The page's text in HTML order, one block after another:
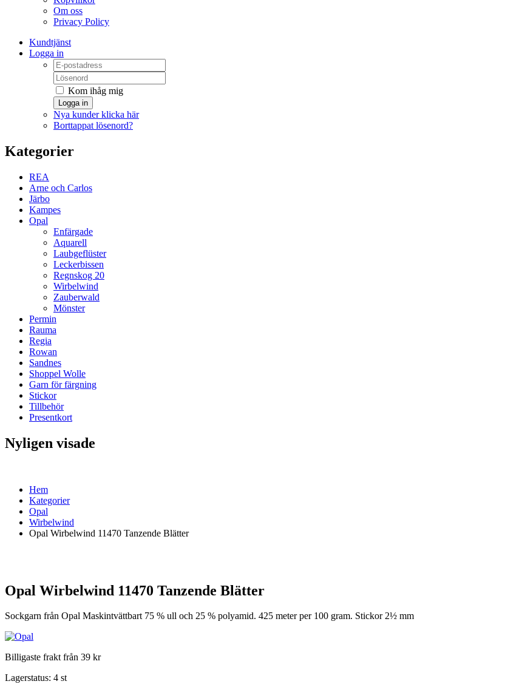
Om oss
Privacy Policy
Kundtjänst
Logga in
Kom ihåg mig
Logga in
Nya kunder klicka här
Borttappat lösenord?
Kategorier
REA
Arne och Carlos
Järbo
Kampes
Opal
Enfärgade
Aquarell
Laubgeflüster
Leckerbissen
Regnskog 20
Wirbelwind
Zauberwald
Mönster
Permin
Rauma
Regia
Rowan
Sandnes
Shoppel Wolle
Garn för färgning
Stickor
Tillbehör
Presentkort
Nyligen visade
Hem
Kategorier
Opal
Wirbelwind
Opal Wirbelwind 11470 Tanzende Blätter
Opal Wirbelwind 11470 Tanzende Blätter
Sockgarn från Opal Maskintvättbart 75 % ull och 25 % polyamid. 425 meter per 100 gram. Stickor 2½ mm
Billigaste frakt från 39 kr
Lagerstatus: 4 st